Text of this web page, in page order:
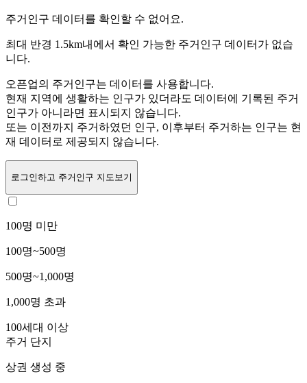
주거인구 데이터를 확인할 수 없어요.
최대 반경 1.5km내에서 확인 가능한 주거인구 데이터가 없습
니다.
오픈업의 주거인구는 데이터를 사용합니다.
현재 지역에 생활하는 인구가 있더라도 데이터에 기록된 주거
인구가 아니라면 표시되지 않습니다.
또는 이전까지 주거하였던 인구, 이후부터 주거하는 인구는 현
재 데이터로 제공되지 않습니다.
로그인하고 주거인구 지도보기
100명 미만
100명~500명
500명~1,000명
1,000명 초과
100세대 이상
주거 단지
상권 생성 중